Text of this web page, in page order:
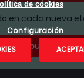
en cada nueva
¿Te apuntas?
de cookies
Configuración